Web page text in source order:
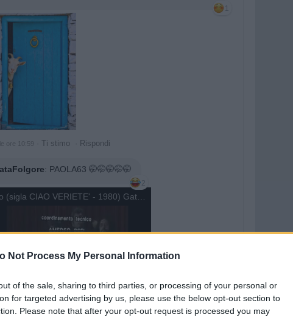
Not Process My Personal Information
of the sale, sharing to third parties, or processing of your personal or
for targeted advertising by us, please use the below opt-out section to
Please note that after your opt-out request is processed you may
1
ore 10:59 Ti stimo Rispondi
: PAOLA63 🤭🤭🤭🤭🤭
2